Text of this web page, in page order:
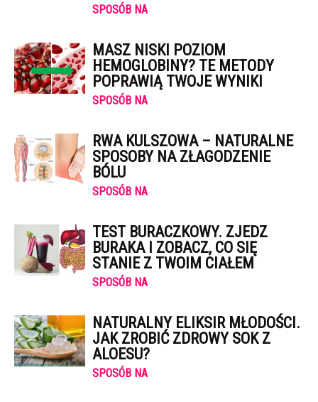
SPOSÓB NA
MASZ NISKI POZIOM
HEMOGLOBINY? TE METODY
POPRAWIĄ TWOJE WYNIKI
SPOSÓB NA
RWA KULSZOWA – NATURALNE
SPOSOBY NA ZŁAGODZENIE
BÓLU
SPOSÓB NA
TEST BURACZKOWY. ZJEDZ
BURAKA I ZOBACZ, CO SIĘ
STANIE Z TWOIM CIAŁEM
SPOSÓB NA
NATURALNY ELIKSIR MŁODOŚCI.
JAK ZROBIĆ ZDROWY SOK Z
ALOESU?
SPOSÓB NA